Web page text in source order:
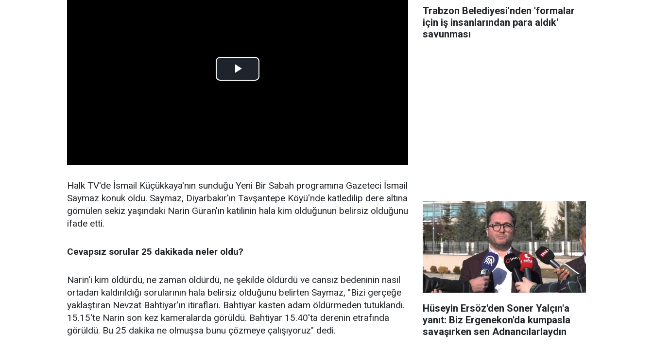
Halk TV'de İsmail Küçükkaya'nın sunduğu Yeni Bir Sabah programına Gazeteci İsmail
Saymaz konuk oldu. Saymaz, Diyarbakır'ın Tavşantepe Köyü'nde katledilip dere altına
gömülen sekiz yaşındaki Narin Güran'ın katilinin hala kim olduğunun belirsiz olduğunu
ifade etti.
Cevapsız sorular 25 dakikada neler oldu?
Narin'i kim öldürdü, ne zaman öldürdü, ne şekilde öldürdü ve cansız bedeninin nasıl
ortadan kaldırıldığı sorularının hala belirsiz olduğunu belirten Saymaz, "Bizi gerçeğe
yaklaştıran Nevzat Bahtiyar'ın itirafları. Bahtiyar kasten adam öldürmeden tutuklandı.
15.15'te Narin son kez kameralarda görüldü. Bahtiyar 15.40'ta derenin etrafında
görüldü. Bu 25 dakika ne olmuşsa bunu çözmeye çalışıyoruz" dedi.
Trabzon Belediyesi'nden 'formalar
için iş insanlarından para aldık'
savunması
Hüseyin Ersöz'den Soner Yalçın'a
yanıt: Biz Ergenekon'da kumpasla
savaşırken sen Adnancılarlaydın